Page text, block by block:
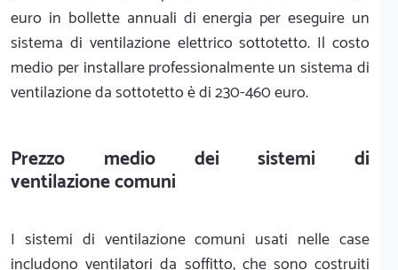
euro in bollette annuali di energia per eseguire un
sistema di ventilazione elettrico sottotetto. Il costo
medio per installare professionalmente un sistema di
ventilazione da sottotetto è di 230-460 euro.
Prezzo medio dei sistemi di
ventilazione comuni
I sistemi di ventilazione comuni usati nelle case
includono ventilatori da soffitto, che sono costruiti